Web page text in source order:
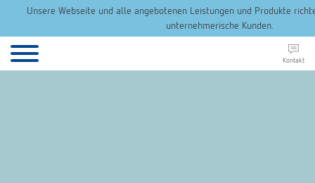
Unsere Webseite und alle angebotenen Leistungen und Produkte
unternehmerische Kunden.
Kontakt